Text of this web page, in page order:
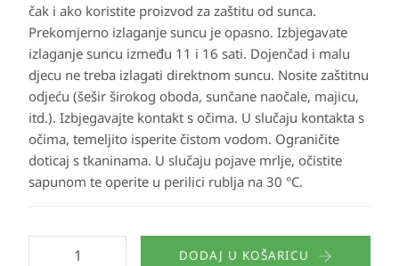
čak i ako koristite proizvod za zaštitu od sunca.
Prekomjerno izlaganje suncu je opasno. Izbjegavate
izlaganje suncu između 11 i 16 sati. Dojenčad i malu
djecu ne treba izlagati direktnom suncu. Nosite zaštitnu
odjeću (šešir širokog oboda, sunčane naočale, majicu,
itd.). Izbjegavajte kontakt s očima. U slučaju kontakta s
očima, temeljito isperite čistom vodom. Ograničite
doticaj s tkaninama. U slučaju pojave mrlje, očistite
sapunom te operite u perilici rublja na 30 °C.
DODAJ U KOŠARICU